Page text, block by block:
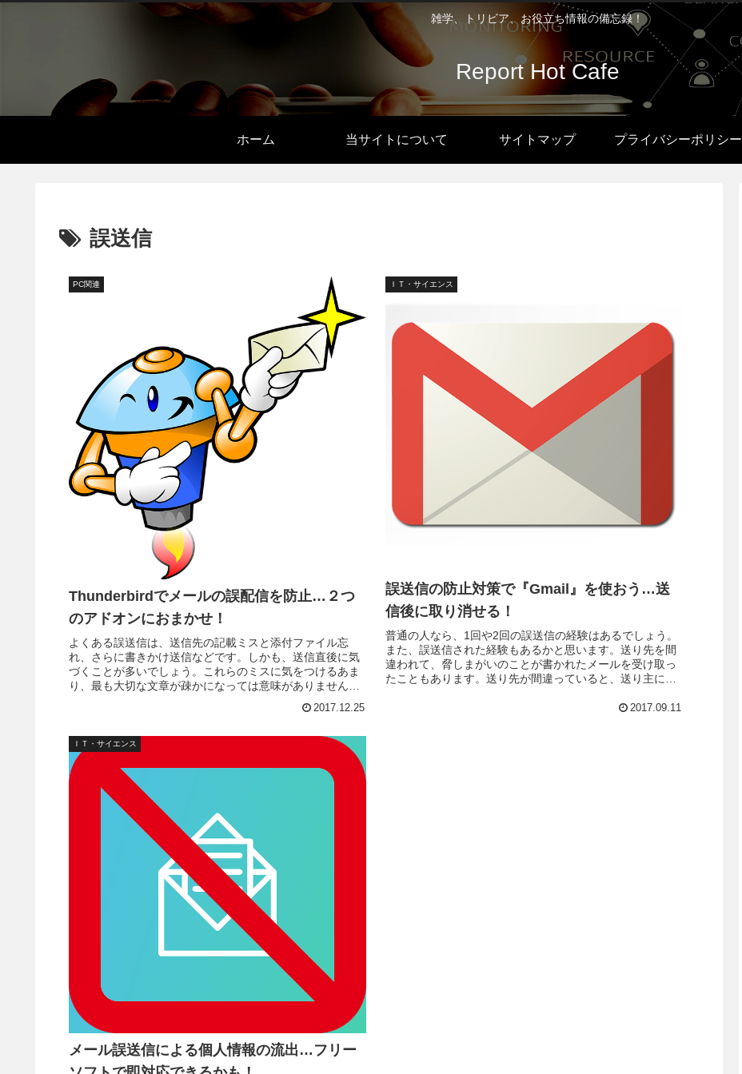
雑学、トリビア、お役立ち情報の備忘録！
Report Hot Cafe
ホーム 当サイトについて サイトマップ プライバシーポリシー
誤送信
PC関連
Thunderbirdでメールの誤配信を防止…２つ
のアドオンにおまかせ！
よくある誤送信は、送信先の記載ミスと添付ファイル忘
れ、さらに書きかけ送信などです。しかも、送信直後に気
づくことが多いでしょう。これらのミスに気をつけるあま
り、最も大切な文章が疎かになっては意味がありません。
そうならないために、誤送信防止は、２つのThunderbirdア
2017.12.25
ＩＴ・サイエンス
誤送信の防止対策で『Gmail』を使おう…送
信後に取り消せる！
普通の人なら、1回や2回の誤送信の経験はあるでしょう。
また、誤送信された経験もあるかと思います。送り先を間
違われて、脅しまがいのことが書かれたメールを受け取っ
たこともあります。送り先が間違っていると、送り主に知
2017.09.11
ＩＴ・サイエンス
メール誤送信による個人情報の流出…フリー